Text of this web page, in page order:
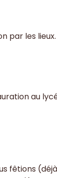
par les lieux.
au
fêtions